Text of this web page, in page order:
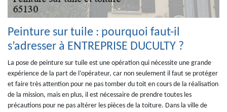
Peinture sur tuile : pourquoi faut-il
s’adresser à ENTREPRISE DUCULTY ?
La pose de peinture sur tuile est une opération qui nécessite une grande
expérience de la part de l’opérateur, car non seulement il faut se protéger
et faire très attention pour ne pas tomber du toit en cours de la réalisation
de la mission, mais en plus, il est nécessaire de prendre toutes les
précautions pour ne pas altérer les pièces de la toiture. Dans la ville de